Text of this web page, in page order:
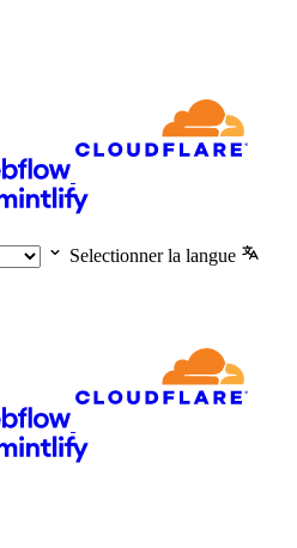
Selectionner la langue